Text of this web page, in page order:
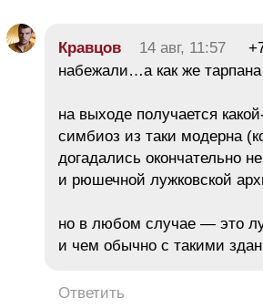
Кравцов 14 авг, 11:57
набежали…а как же
на выходе получается
симбиоз из таки модерна
догадались окончательно
и рюшечной лужковской
но в любом случае — это
и чем обычно с такими
Ответить